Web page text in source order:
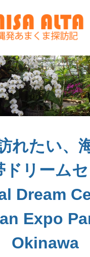
れたい、
ドリーム
Dream
Expo
Okinawa